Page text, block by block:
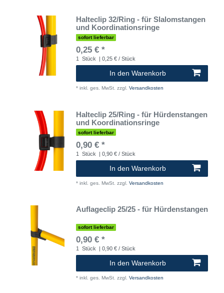
Halteclip 32/Ring - für Slalomstangen
und Koordinationsringe
sofort lieferbar
0,25 € *
1 Stück | 0,25 € / Stück
In den Warenkorb
* inkl. ges. MwSt. zzgl. Versandkosten
Halteclip 25/Ring - für Hürdenstangen
und Koordinationsringe
sofort lieferbar
0,90 € *
1 Stück | 0,90 € / Stück
In den Warenkorb
* inkl. ges. MwSt. zzgl. Versandkosten
Auflageclip 25/25 - für Hürdenstangen
sofort lieferbar
0,90 € *
1 Stück | 0,90 € / Stück
In den Warenkorb
* inkl. ges. MwSt. zzgl. Versandkosten